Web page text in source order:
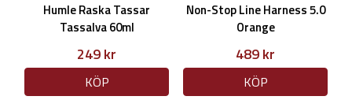
Humle Raska Tassar
Tassalva 60ml
249 kr
KÖP
Non-Stop Line Harness 5.0
Orange
489 kr
KÖP